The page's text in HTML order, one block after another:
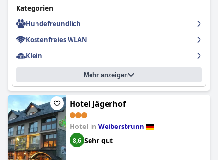
Kategorien
Hundefreundlich
Kostenfreies WLAN
Klein
Mehr anzeigen
Hotel Jägerhof
Hotel in Weibersbrunn
8,6 Sehr gut